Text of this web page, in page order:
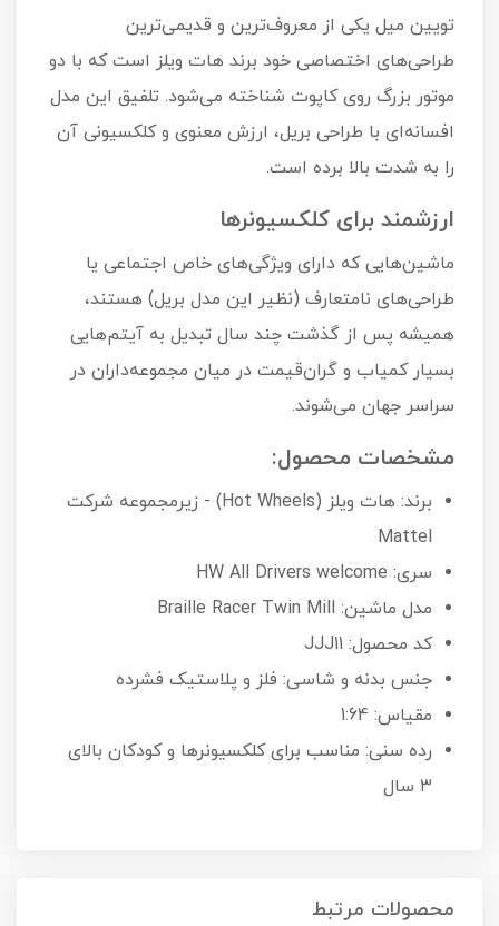
تویین میل یکی از معروف‌ترین و قدیمی‌ترین
طراحی‌های اختصاصی خود برند هات ویلز است که با دو
موتور بزرگ روی کاپوت شناخته می‌شود. تلفیق این مدل
افسانه‌ای با طراحی بریل، ارزش معنوی و کلکسیونی آن
را به شدت بالا برده است.
ارزشمند برای کلکسیونرها
ماشین‌هایی که دارای ویژگی‌های خاص اجتماعی یا
طراحی‌های نامتعارف (نظیر این مدل بریل) هستند،
همیشه پس از گذشت چند سال تبدیل به آیتم‌هایی
بسیار کمیاب و گران‌قیمت در میان مجموعه‌داران در
سراسر جهان می‌شوند.
مشخصات محصول:
برند: هات ویلز (Hot Wheels) - زیرمجموعه شرکت
Mattel
سری: HW All Drivers welcome
مدل ماشین: Braille Racer Twin Mill
کد محصول: JJJ11
جنس بدنه و شاسی: فلز و پلاستیک فشرده
مقیاس: 1:64
رده سنی: مناسب برای کلکسیونرها و کودکان بالای
۳ سال
محصولات مرتبط